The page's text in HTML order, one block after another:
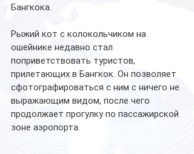
Бангкока.
Рыжий кот с колокольчиком на
ошейнике недавно стал
поприветствовать туристов,
прилетающих в Бангкок. Он позволяет
сфотографироваться с ним с ничего не
выражающим видом, после чего
продолжает прогулку по пассажирской
зоне аэропорта.